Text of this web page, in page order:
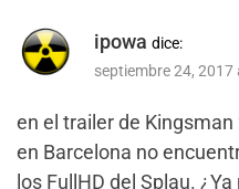
ipowa dice:
septiembre 24, 2017
en el trailer de
en Barcelona no
los FullHD del Splau.